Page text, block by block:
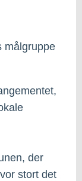
målgruppe
der
stort det